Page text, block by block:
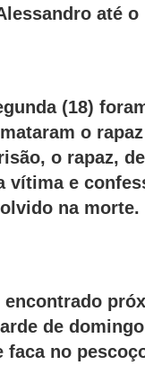
até
(18)
o
o rapaz,
vítima e
na morte.
de
faca no